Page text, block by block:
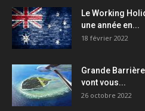
Le Working
une année en...
18 février 2022
Grande
vont vous...
26 octobre 2022